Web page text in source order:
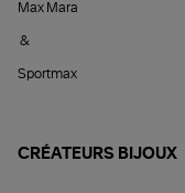
Max Mara
&
Sportmax
CRÉATEURS BIJOUX